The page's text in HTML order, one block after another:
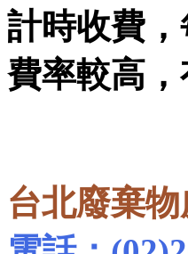
計時收費
費率較高
台北廢棄